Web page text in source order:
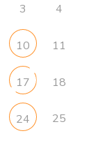
3 4
10 11
17 18
24 25